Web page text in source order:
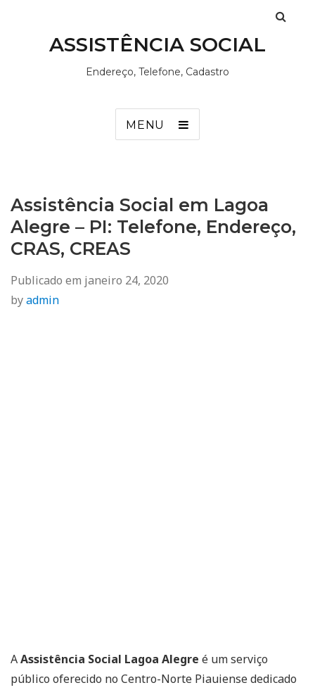
ASSISTÊNCIA SOCIAL
Endereço, Telefone, Cadastro
MENU
Assistência Social em Lagoa
Alegre – PI: Telefone, Endereço,
CRAS, CREAS
Publicado em janeiro 24, 2020
byadmin
AAssistência Social Lagoa Alegre é um serviço
público oferecido no Centro-Norte Piauiense dedicado